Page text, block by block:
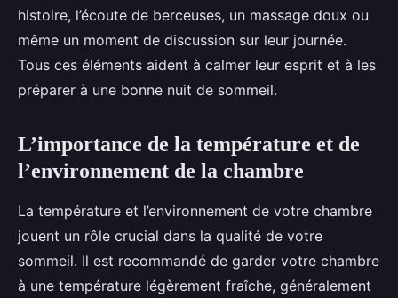
histoire, l’écoute de berceuses, un massage doux ou
même un moment de discussion sur leur journée.
Tous ces éléments aident à calmer leur esprit et à les
préparer à une bonne nuit de sommeil.
L’importance de la température et de
l’environnement de la chambre
La température et l’environnement de votre chambre
jouent un rôle crucial dans la qualité de votre
sommeil. Il est recommandé de garder votre chambre
à une température légèrement fraîche, généralement